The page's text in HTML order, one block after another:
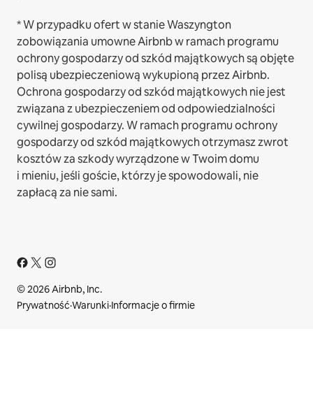
* W przypadku ofert w stanie Waszyngton
zobowiązania umowne Airbnb w ramach programu
ochrony gospodarzy od szkód majątkowych są objęte
polisą ubezpieczeniową wykupioną przez Airbnb.
Ochrona gospodarzy od szkód majątkowych nie jest
związana z ubezpieczeniem od odpowiedzialności
cywilnej gospodarzy. W ramach programu ochrony
gospodarzy od szkód majątkowych otrzymasz zwrot
kosztów za szkody wyrządzone w Twoim domu
i mieniu, jeśli goście, którzy je spowodowali, nie
zapłacą za nie sami.
© 2026 Airbnb, Inc.
Prywatność·Warunki·Informacje o firmie